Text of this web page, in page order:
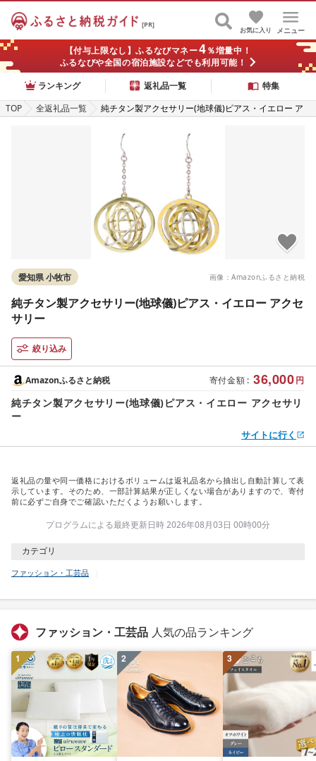
[PR]
メニュー
お気に入り
【付与上限なし】ふるなびマネー4％増量中！
ふるなびや全国の宿泊施設などでも利用可能！
ランキング
返礼品一覧
特集
TOP
全返礼品一覧
純チタン製アクセサリー(地球儀)ピアス・イエロー ア
画像：Amazonふるさと納税
愛知県 小牧市
純チタン製アクセサリー(地球儀)ピアス・イエロー アクセ
サリー
絞り込み
寄付金額 : 36,000円
Amazonふるさと納税
純チタン製アクセサリー(地球儀)ピアス・イエロー アクセサリ
ー
サイトに行く
返礼品の量や同一価格におけるボリュームは返礼品名から抽出し自動計算して表
示しています。そのため、一部計算結果が正しくない場合がありますので、寄付
前に必ずご自身でご確認いただくようお願いします。
プログラムによる最終更新日時 2026年08月03日 00時00分
カテゴリ
ファッション・工芸品
ファッション・工芸品 人気の品ランキング
1 2 3